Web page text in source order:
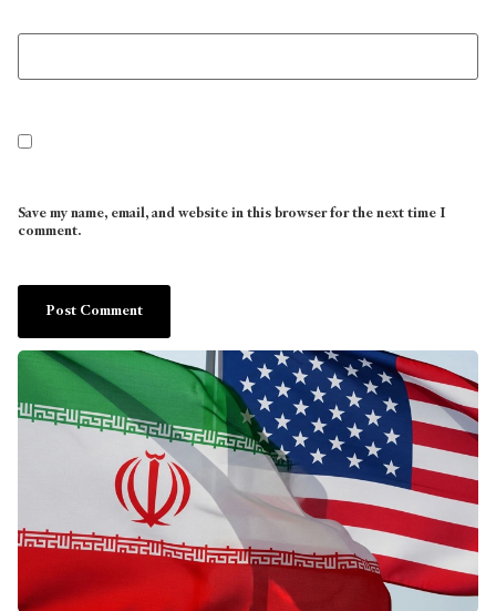
Save my name, email, and website in this browser for the next time I
comment.